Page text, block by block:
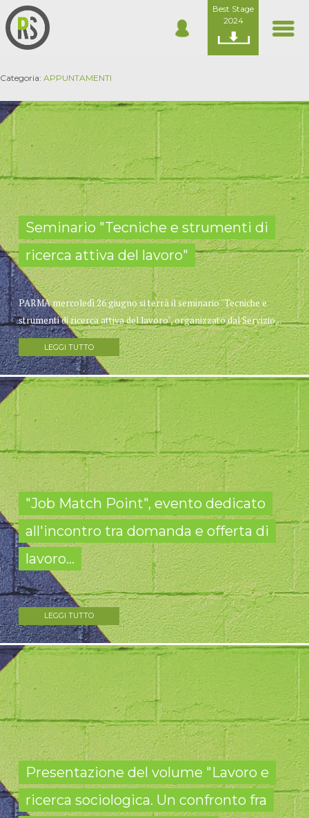
Best Stage
2024
Categoria: APPUNTAMENTI
Seminario "Tecniche e strumenti di
ricerca attiva del lavoro"
PARMA mercoledì 26 giugno si terrà il seminario "Tecniche e
strumenti di ricerca attiva del lavoro", organizzato dal Servizio...
LEGGI TUTTO
"Job Match Point", evento dedicato
all'incontro tra domanda e offerta di
lavoro...
LEGGI TUTTO
Presentazione del volume "Lavoro e
ricerca sociologica. Un confronto fra